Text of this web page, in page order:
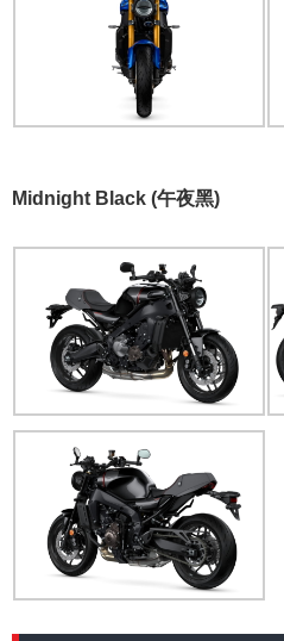
Midnight Black (午夜黑)